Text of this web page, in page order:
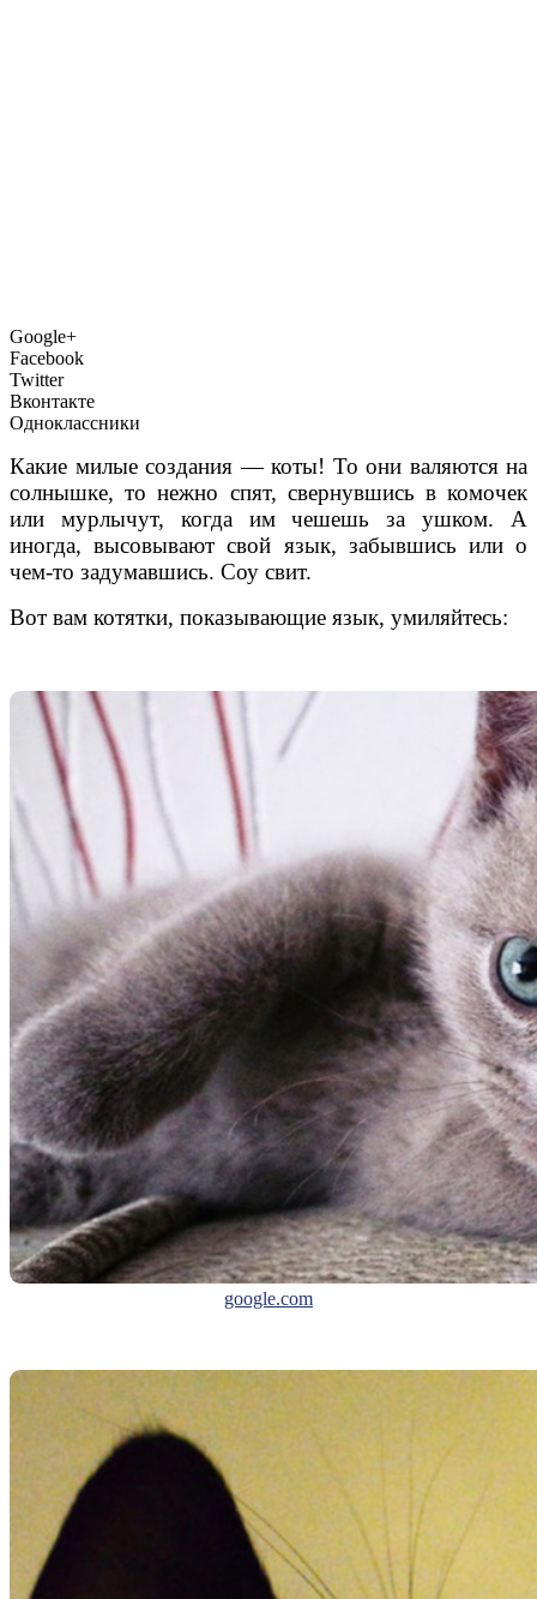
Google+
Facebook
Twitter
Вконтакте
Одноклассники
Какие милые создания — коты! То они валяются на
солнышке, то нежно спят, свернувшись в комочек
или мурлычут, когда им чешешь за ушком. А
иногда, высовывают свой язык, забывшись или о
чем-то задумавшись. Соу свит.
Вот вам котятки, показывающие язык, умиляйтесь:
google.com